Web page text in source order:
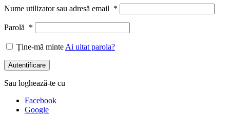
Nume utilizator sau adresă email *
Parolă *
Ține-mă minteAi uitat parola?
Autentificare
Sau loghează-te cu
Facebook
Google